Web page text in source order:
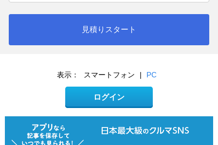
見積りスタート
表示： スマートフォン | PC
ログイン